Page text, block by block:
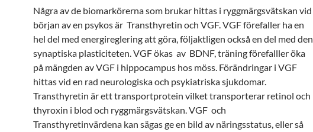
Några av de biomarkörerna som brukar hittas i ryggmärgsvätskan vid
början av en psykos är Transthyretin och VGF. VGF förefaller ha en
hel del med energireglering att göra, följaktligen också en del med den
synaptiska plasticiteten. VGF ökas av BDNF, träning förefalller öka
på mängden av VGF i hippocampus hos möss. Förändringar i VGF
hittas vid en rad neurologiska och psykiatriska sjukdomar.
Transthyretin är ett transportprotein vilket transporterar retinol och
thyroxin i blod och ryggmärgsvätskan. VGF och
Transthyretinvärdena kan sägas ge en bild av näringsstatus, eller så